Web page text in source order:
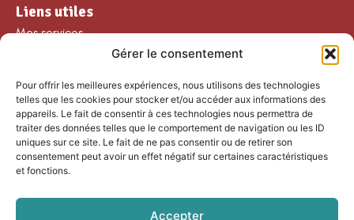
Gérer le consentement
Pour offrir les meilleures expériences, nous utilisons des technologies
telles que les cookies pour stocker et/ou accéder aux informations des
appareils. Le fait de consentir à ces technologies nous permettra de
traiter des données telles que le comportement de navigation ou les ID
uniques sur ce site. Le fait de ne pas consentir ou de retirer son
consentement peut avoir un effet négatif sur certaines caractéristiques
et fonctions.
Accepter
Liens utiles
Mes services
Nos loisirs
Agenda
Les temps forts
Partenaires et